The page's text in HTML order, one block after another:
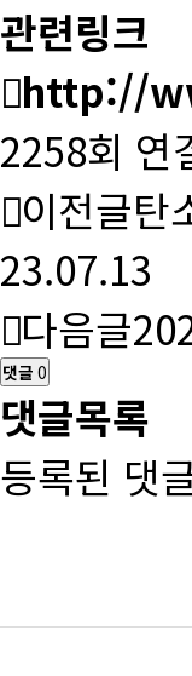
관련링크
http://
2258회 연
이전글탄
23.07.13
다음글
댓글 0
댓글목록
등록된 댓